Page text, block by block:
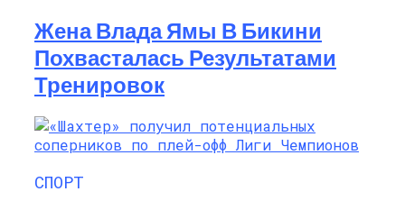
Жена Влада Ямы В Бикини
Похвасталась Результатами
Тренировок
СПОРТ